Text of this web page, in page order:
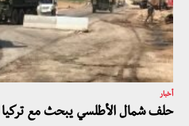
أخبار
حلف شمال الأطلسي يبحث مع تركيا